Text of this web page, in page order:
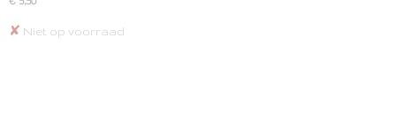
✘ Niet op voorraad